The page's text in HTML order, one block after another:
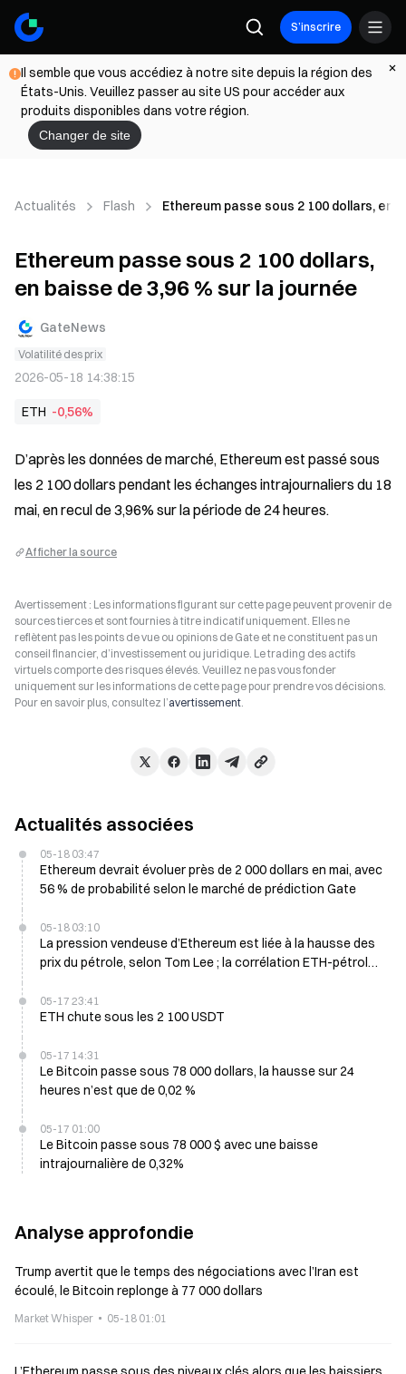
S’inscrire
Il semble que vous accédiez à notre site depuis la région des
États-Unis. Veuillez passer au site US pour accéder aux
produits disponibles dans votre région.
Changer de site
Actualités Flash Ethereum passe sous 2 100 dollars, en
Ethereum passe sous 2 100 dollars,
en baisse de 3,96 % sur la journée
GateNews
Volatilité des prix
2026-05-18 14:38:15
ETH -0,56%
D’après les données de marché, Ethereum est passé sous
les 2 100 dollars pendant les échanges intrajournaliers du 18
mai, en recul de 3,96% sur la période de 24 heures.
Afficher la source
Avertissement : Les informations figurant sur cette page peuvent provenir de
sources tierces et sont fournies à titre indicatif uniquement. Elles ne
reflètent pas les points de vue ou opinions de Gate et ne constituent pas un
conseil financier, d’investissement ou juridique. Le trading des actifs
virtuels comporte des risques élevés. Veuillez ne pas vous fonder
uniquement sur les informations de cette page pour prendre vos décisions.
Pour en savoir plus, consultez l’avertissement.
Actualités associées
05-18 03:47
Ethereum devrait évoluer près de 2 000 dollars en mai, avec
56 % de probabilité selon le marché de prédiction Gate
05-18 03:10
La pression vendeuse d’Ethereum est liée à la hausse des
prix du pétrole, selon Tom Lee ; la corrélation ETH-pétrole
05-17 23:41
ETH chute sous les 2 100 USDT
05-17 14:31
Le Bitcoin passe sous 78 000 dollars, la hausse sur 24
heures n’est que de 0,02 %
05-17 01:00
Le Bitcoin passe sous 78 000 $ avec une baisse
intrajournalière de 0,32%
Analyse approfondie
Trump avertit que le temps des négociations avec l’Iran est
écoulé, le Bitcoin replonge à 77 000 dollars
Market Whisper 05-18 01:01